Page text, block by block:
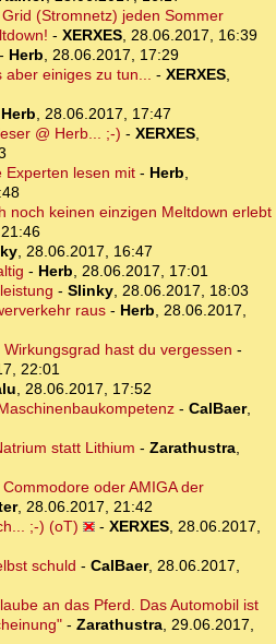
(Stromnetz) jeden Sommer
- XERXES, 28.06.2017, 16:39
Herb, 28.06.2017, 17:29
aber einiges zu tun... - XERXES,
Herb, 28.06.2017, 17:47
@ Herb... ;-) - XERXES,
Experten lesen mit- Herb,
noch keinen einzigen Meltdown erlebt
, 28.06.2017, 16:47
- Herb, 28.06.2017, 17:01
- Slinky, 28.06.2017, 18:03
raus- Herb, 28.06.2017,
hast du vergessen -
22:01
, 28.06.2017, 17:52
- CalBaer,
statt Lithium - Zarathustra,
oder AMIGA der
, 28.06.2017, 21:42
;-) (oT)
- XERXES, 28.06.2017,
schuld - CalBaer, 28.06.2017,
an das Pferd. Das Automobil ist
- Zarathustra, 29.06.2017,